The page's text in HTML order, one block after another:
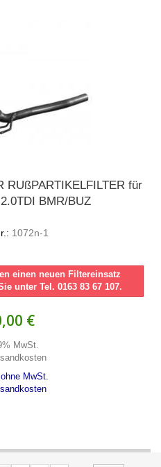
RUßPARTIKELFILTER für
BMR/BUZ
1072n-1
einen neuen Filtereinsatz
unter Tel. 0163 83 67 107.
€
MwSt.
MwSt.